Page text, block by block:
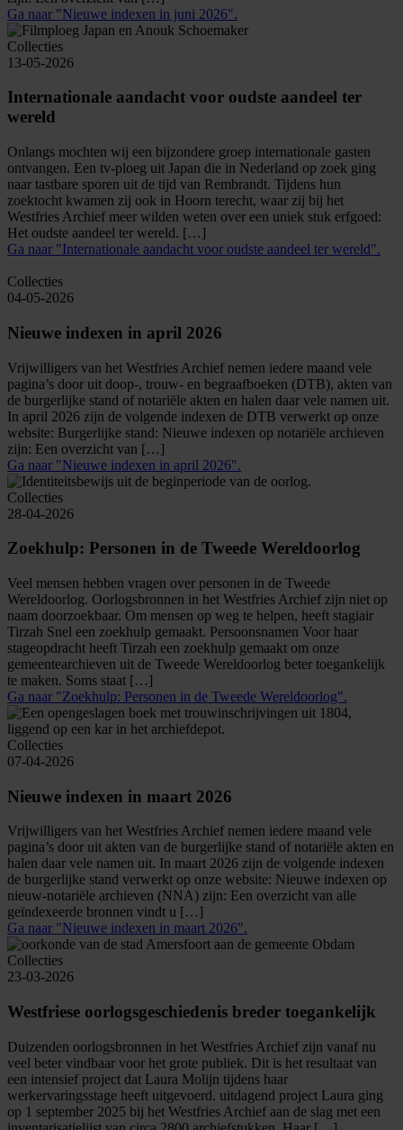
Ga naar "Nieuwe indexen in juni 2026".
Collecties
13-05-2026
Internationale aandacht voor oudste aandeel ter
wereld
Onlangs mochten wij een bijzondere groep internationale gasten
ontvangen. Een tv-ploeg uit Japan die in Nederland op zoek ging
naar tastbare sporen uit de tijd van Rembrandt. Tijdens hun
zoektocht kwamen zij ook in Hoorn terecht, waar zij bij het
Westfries Archief meer wilden weten over een uniek stuk erfgoed:
Het oudste aandeel ter wereld. […]
Ga naar "Internationale aandacht voor oudste aandeel ter wereld".
Collecties
04-05-2026
Nieuwe indexen in april 2026
Vrijwilligers van het Westfries Archief nemen iedere maand vele
pagina’s door uit doop-, trouw- en begraafboeken (DTB), akten van
de burgerlijke stand of notariële akten en halen daar vele namen uit.
In april 2026 zijn de volgende indexen de DTB verwerkt op onze
website: Burgerlijke stand: Nieuwe indexen op notariële archieven
zijn: Een overzicht van […]
Ga naar "Nieuwe indexen in april 2026".
Collecties
28-04-2026
Zoekhulp: Personen in de Tweede Wereldoorlog
Veel mensen hebben vragen over personen in de Tweede
Wereldoorlog. Oorlogsbronnen in het Westfries Archief zijn niet op
naam doorzoekbaar. Om mensen op weg te helpen, heeft stagiair
Tirzah Snel een zoekhulp gemaakt. Persoonsnamen Voor haar
stageopdracht heeft Tirzah een zoekhulp gemaakt om onze
gemeentearchieven uit de Tweede Wereldoorlog beter toegankelijk
te maken. Soms staat […]
Ga naar "Zoekhulp: Personen in de Tweede Wereldoorlog".
Collecties
07-04-2026
Nieuwe indexen in maart 2026
Vrijwilligers van het Westfries Archief nemen iedere maand vele
pagina’s door uit akten van de burgerlijke stand of notariële akten en
halen daar vele namen uit. In maart 2026 zijn de volgende indexen
de burgerlijke stand verwerkt op onze website: Nieuwe indexen op
nieuw-notariële archieven (NNA) zijn: Een overzicht van alle
geïndexeerde bronnen vindt u […]
Ga naar "Nieuwe indexen in maart 2026".
Collecties
23-03-2026
Westfriese oorlogsgeschiedenis breder toegankelijk
Duizenden oorlogsbronnen in het Westfries Archief zijn vanaf nu
veel beter vindbaar voor het grote publiek. Dit is het resultaat van
een intensief project dat Laura Molijn tijdens haar
werkervaringsstage heeft uitgevoerd. uitdagend project Laura ging
op 1 september 2025 bij het Westfries Archief aan de slag met een